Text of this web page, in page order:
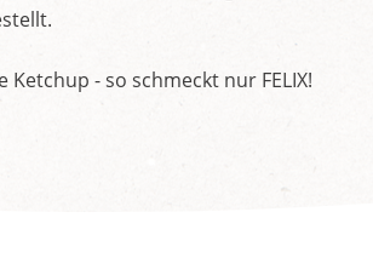
Ketchup - so schmeckt nur FELIX!